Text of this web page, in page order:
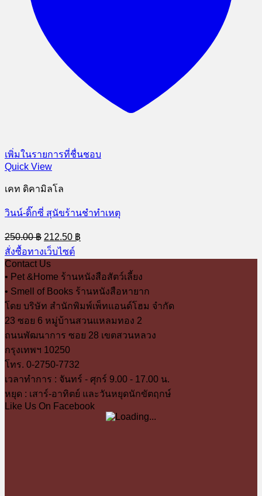
เพิ่มในรายการที่ชื่นชอบ
Quick View
เคท ดิคามิลโล
วินน์-ดิ๊กซี่ สุนัขร้านชำทำเหตุ
250.00฿ Original
price
was:
250.00 ฿.
212.50 ฿
price
สั่งซื้อทางเว็บไซต์
Contact Us
• Pet &Home ร้านหนังสือสัตว์เลี้ยง
• Smell of Books ร้านหนังสือหายาก
โดย บริษัท สำนักพิมพ์เพ็ทแอนด์โฮม จำกัด
23 ซอย 6 หมู่บ้านสวนแหลมทอง 2
ถนนพัฒนาการ ซอย 28 เขตสวนหลวง
กรุงเทพฯ 10250
โทร. 0-2750-7732
เวลาทำการ : จันทร์ - ศุกร์ 9.00 - 17.00 น.
หยุด : เสาร์-อาทิตย์ และวันหยุดนักขัตฤกษ์
Like Us On Facebook